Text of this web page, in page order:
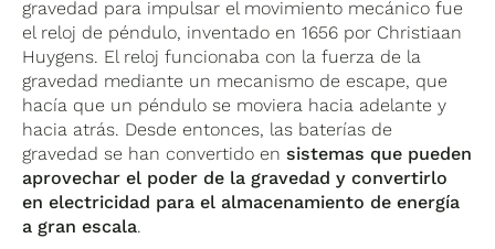
gravedad para impulsar el movimiento mecánico fue
el reloj de péndulo, inventado en 1656 por Christiaan
Huygens. El reloj funcionaba con la fuerza de la
gravedad mediante un mecanismo de escape, que
hacía que un péndulo se moviera hacia adelante y
hacia atrás. Desde entonces, las baterías de
gravedad se han convertido ensistemas que pueden
aprovechar el poder de la gravedad y convertirlo
en electricidad para el almacenamiento de energía
a gran escala.